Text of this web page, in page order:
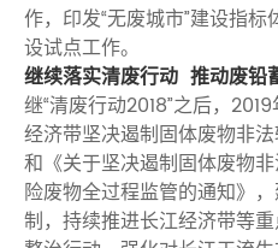
作，印发“无废城市”建设指
设试点工作。
继续落实清废行动 推动废铅
继“清废行动2018”之后，
经济带坚决遏制固体废物非
和《关于坚决遏制固体废物
险废物全过程监管的通知》
制，持续推进长江经济带等